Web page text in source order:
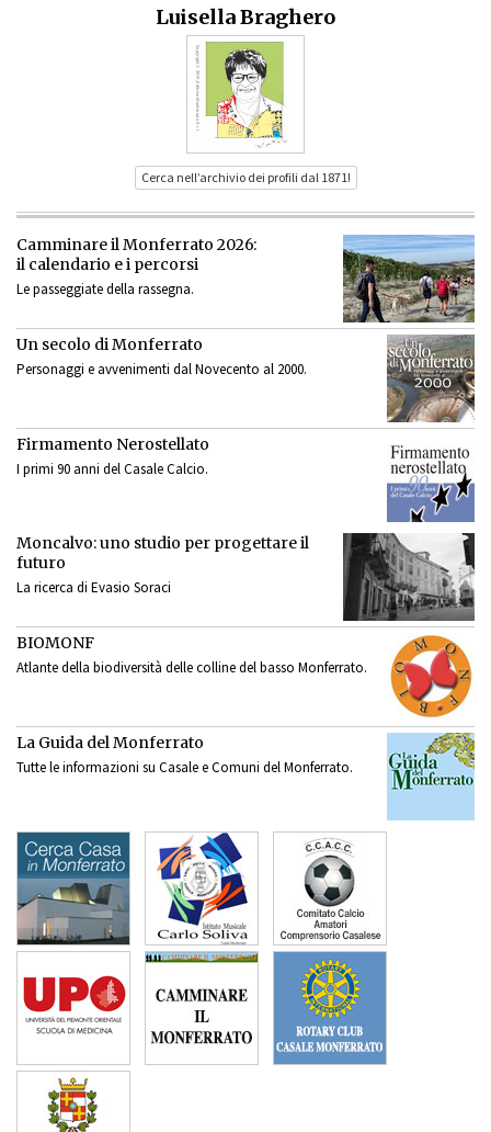
Luisella Braghero
Cerca nell’archivio dei profili dal 1871!
Camminare il Monferrato 2026:
il calendario e i percorsi
Le passeggiate della rassegna.
Un secolo di Monferrato
Personaggi e avvenimenti dal Novecento al 2000.
Firmamento Nerostellato
I primi 90 anni del Casale Calcio.
Moncalvo: uno studio per progettare il
futuro
La ricerca di Evasio Soraci
BIOMONF
Atlante della biodiversità delle colline del basso Monferrato.
La Guida del Monferrato
Tutte le informazioni su Casale e Comuni del Monferrato.